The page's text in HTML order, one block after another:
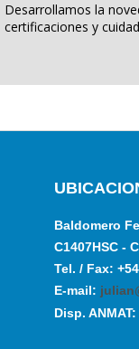
Desarrollamos la
certificaciones y
Baldomero
C1407HSC -
Tel. / Fax:
E-mail:
Disp.